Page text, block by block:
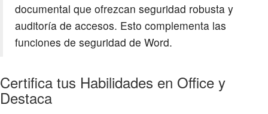
documental que ofrezcan seguridad robusta y
auditoría de accesos. Esto complementa las
funciones de seguridad de Word.
Certifica tus Habilidades en Office y
Destaca